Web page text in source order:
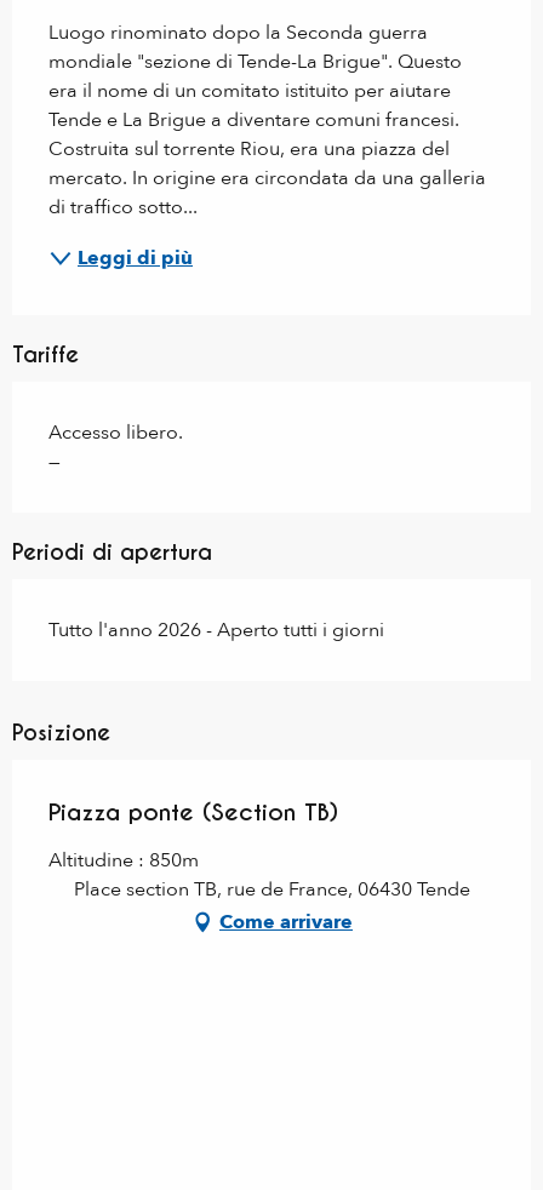
Luogo rinominato dopo la Seconda guerra
mondiale "sezione di Tende-La Brigue". Questo
era il nome di un comitato istituito per aiutare
Tende e La Brigue a diventare comuni francesi.
Costruita sul torrente Riou, era una piazza del
mercato. In origine era circondata da una galleria
di traffico sotto...
Leggi di più
Tariffe
Accesso libero.
—
Periodi di apertura
Tutto l'anno 2026 - Aperto tutti i giorni
Posizione
Piazza ponte (Section TB)
Altitudine : 850m
Place section TB, rue de France, 06430 Tende
Come arrivare